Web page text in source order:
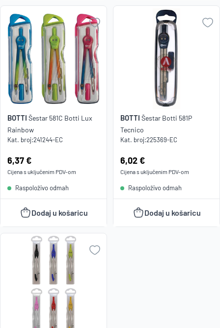
BOTTI Šestar 581C Botti Lux
Rainbow
Kat. broj:241244-EC
Cijena:
6,37 €
Cijena s uključenim PDV-om
Raspoloživo odmah
Dodaj u košaricu
BOTTI Šestar Botti 581P
Tecnico
Kat. broj:225369-EC
Cijena:
6,02 €
Cijena s uključenim PDV-om
Raspoloživo odmah
Dodaj u košaricu